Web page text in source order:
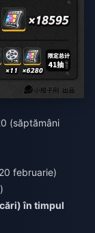
(săptămâni
februarie)
în timpul